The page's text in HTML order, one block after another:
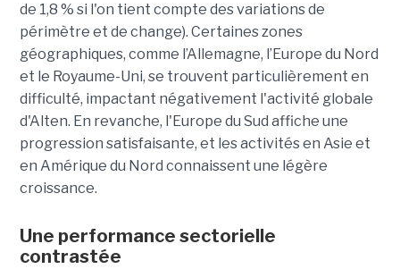
de 1,8 % si l'on tient compte des variations de
périmètre et de change). Certaines zones
géographiques, comme l’Allemagne, l’Europe du Nord
et le Royaume-Uni, se trouvent particulièrement en
difficulté, impactant négativement l'activité globale
d'Alten. En revanche, l'Europe du Sud affiche une
progression satisfaisante, et les activités en Asie et
en Amérique du Nord connaissent une légère
croissance.
Une performance sectorielle
contrastée